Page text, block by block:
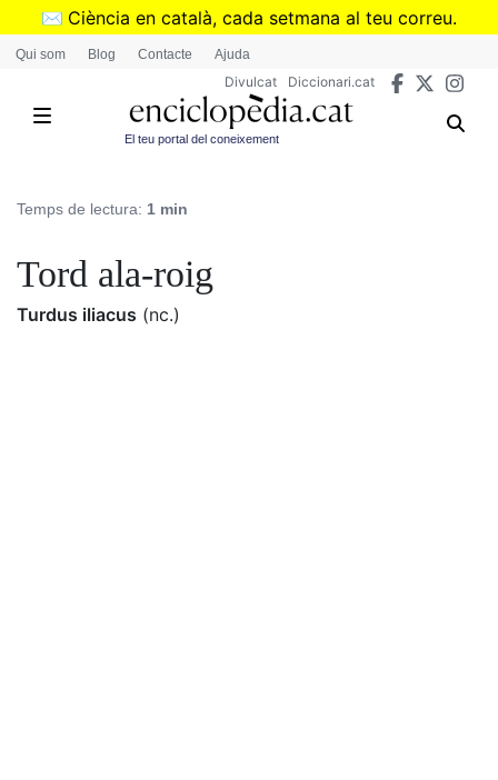
Vés
✉️ Ciència en català, cada setmana al teu correu.
➜Subscriu-te al butlletí de Divulcat
Qui som Blog Contacte Ajuda
Divulcat Diccionari.cat
El teu portal del coneixement
Temps de lectura: 1 min
Tord ala-roig
Turdus iliacus (nc.)